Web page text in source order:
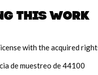
this work
with the acquired
de muestreo de 44100